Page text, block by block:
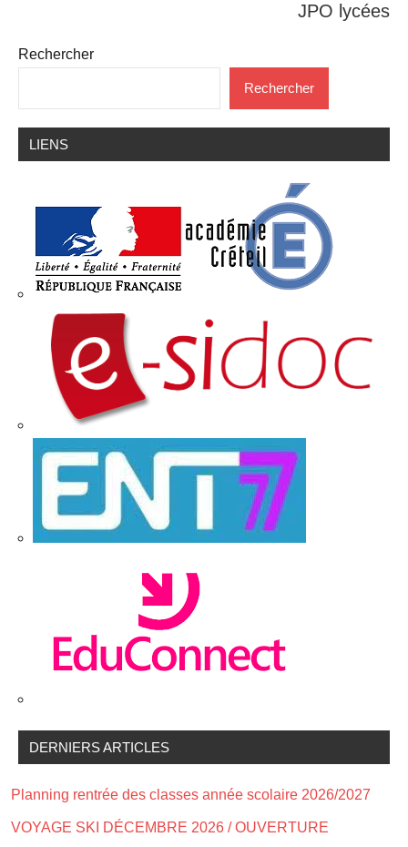
JPO lycées
Rechercher
Rechercher
LIENS
DERNIERS ARTICLES
Planning rentrée des classes année scolaire 2026/2027
VOYAGE SKI DÉCEMBRE 2026 / OUVERTURE